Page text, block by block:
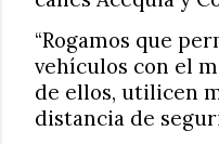
“Rogamos que
vehículos con el
de ellos, utilicen
distancia de